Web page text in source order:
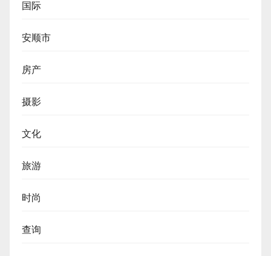
国际
安顺市
房产
摄影
文化
旅游
时尚
查询